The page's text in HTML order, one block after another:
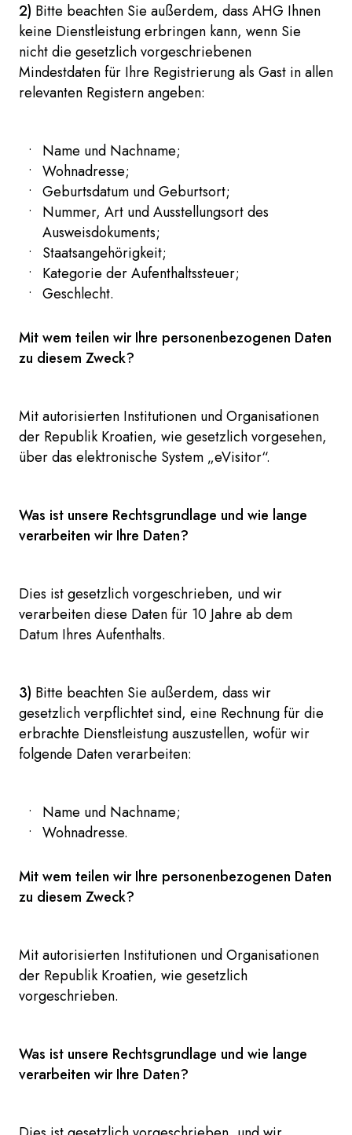
2) Bitte beachten Sie außerdem, dass AHG Ihnen
keine Dienstleistung erbringen kann, wenn Sie
nicht die gesetzlich vorgeschriebenen
Mindestdaten für Ihre Registrierung als Gast in allen
relevanten Registern angeben:
Name und Nachname;
Wohnadresse;
Geburtsdatum und Geburtsort;
Nummer, Art und Ausstellungsort des
Ausweisdokuments;
Staatsangehörigkeit;
Kategorie der Aufenthaltssteuer;
Geschlecht.
Mit wem teilen wir Ihre personenbezogenen Daten
zu diesem Zweck?
Mit autorisierten Institutionen und Organisationen
der Republik Kroatien, wie gesetzlich vorgesehen,
über das elektronische System „eVisitor“.
Was ist unsere Rechtsgrundlage und wie lange
verarbeiten wir Ihre Daten?
Dies ist gesetzlich vorgeschrieben, und wir
verarbeiten diese Daten für 10 Jahre ab dem
Datum Ihres Aufenthalts.
3) Bitte beachten Sie außerdem, dass wir
gesetzlich verpflichtet sind, eine Rechnung für die
erbrachte Dienstleistung auszustellen, wofür wir
folgende Daten verarbeiten:
Name und Nachname;
Wohnadresse.
Mit wem teilen wir Ihre personenbezogenen Daten
zu diesem Zweck?
Mit autorisierten Institutionen und Organisationen
der Republik Kroatien, wie gesetzlich
vorgeschrieben.
Was ist unsere Rechtsgrundlage und wie lange
verarbeiten wir Ihre Daten?